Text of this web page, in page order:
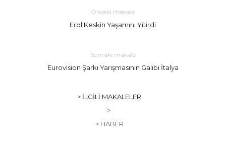
Önceki makale
Erol Keskin Yaşamını Yitirdi
Sonraki makale
Eurovision Şarkı Yarışmasının Galibi İtalya
> İLGILI MAKALELER
>
> HABER